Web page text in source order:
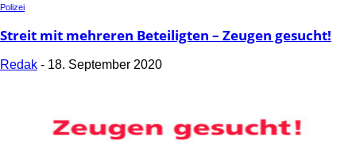
Polizei
Streit mit mehreren Beteiligten – Zeugen gesucht!
Redak - 18. September 2020